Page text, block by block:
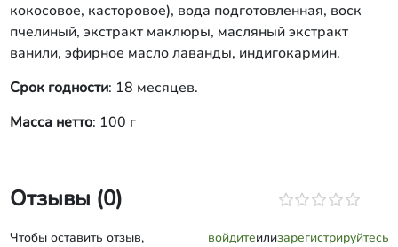
кокосовое, касторовое), вода подготовленная, воск
пчелиный, экстракт маклюры, масляный экстракт
ванили, эфирное масло лаванды, индигокармин.
Срок годности: 18 месяцев.
Масса нетто: 100 г
Отзывы (0)
Чтобы оставить отзыв,
войдитеилизарегистрируйтесь